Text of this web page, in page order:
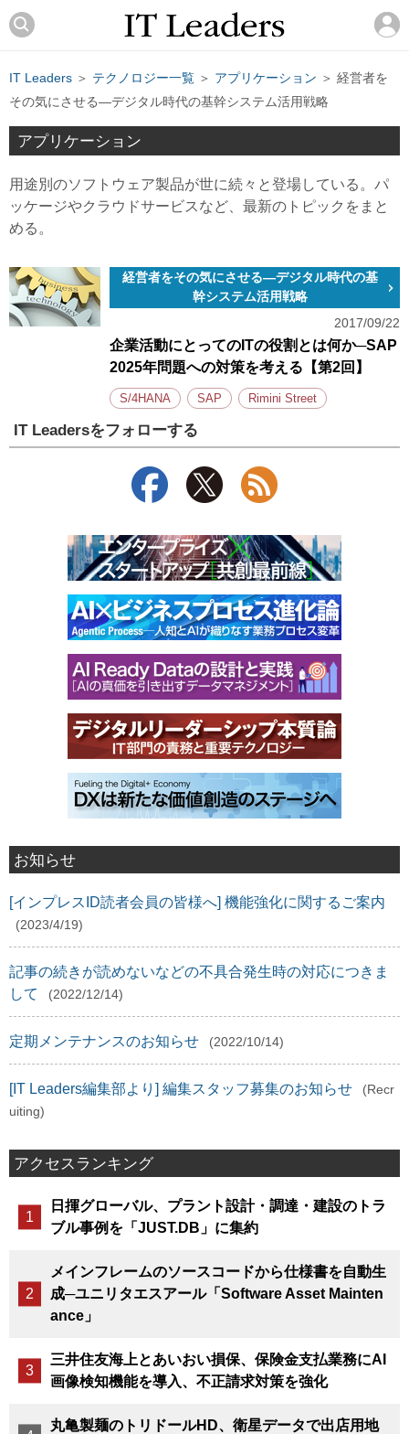
IT Leaders ＞ テクノロジー一覧 ＞ アプリケーション ＞ 経営者を
その気にさせる―デジタル時代の基幹システム活用戦略
アプリケーション
用途別のソフトウェア製品が世に続々と登場している。パ
ッケージやクラウドサービスなど、最新のトピックをまと
める。
経営者をその気にさせる―デジタル時代の基
幹システム活用戦略
2017/09/22
企業活動にとってのITの役割とは何か─SAP
2025年問題への対策を考える【第2回】
S/4HANA SAP Rimini Street
IT Leadersをフォローする
お知らせ
[インプレスID読者会員の皆様へ] 機能強化に関するご案内
(2023/4/19)
記事の続きが読めないなどの不具合発生時の対応につきま
して
(2022/12/14)
定期メンテナンスのお知らせ (2022/10/14)
[IT Leaders編集部より] 編集スタッフ募集のお知らせ
(Recr
uiting)
アクセスランキング
日揮グローバル、プラント設計・調達・建設のトラ
ブル事例を「JUST.DB」に集約
メインフレームのソースコードから仕様書を自動生
成─ユニリタエスアール「Software Asset Mainten
ance」
三井住友海上とあいおい損保、保険金支払業務にAI
画像検知機能を導入、不正請求対策を強化
丸亀製麺のトリドールHD、衛星データで出店用地